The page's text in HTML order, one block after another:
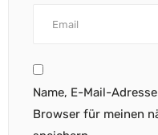
Name, E-Mail-
Browser für meinen